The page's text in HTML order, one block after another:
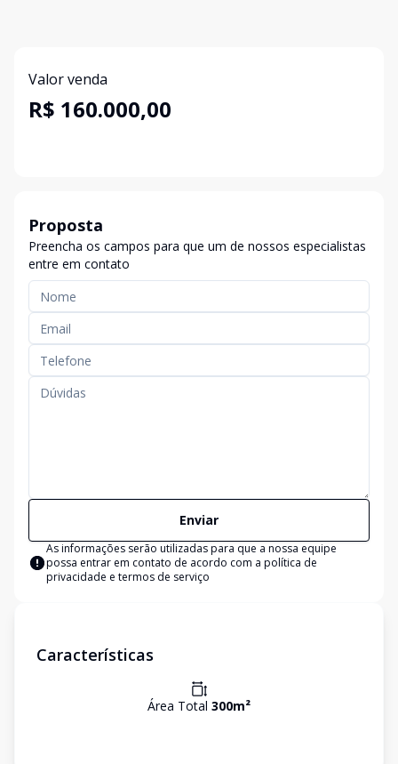
Valor venda
R$ 160.000,00
Proposta
Preencha os campos para que um de nossos especialistas
entre em contato
Enviar
As informações serão utilizadas para que a nossa equipe
possa entrar em contato de acordo com a política de
privacidade e termos de serviço
Características
Área Total 300m²